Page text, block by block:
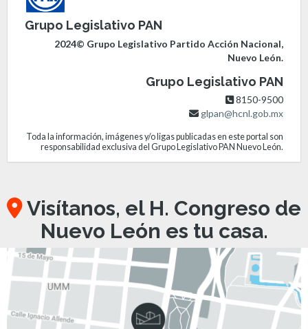
Grupo Legislativo PAN
2024© Grupo Legislativo Partido Acción Nacional,
Nuevo León.
Grupo Legislativo PAN
8150-9500
glpan@hcnl.gob.mx
Toda la información, imágenes y/o ligas publicadas en este portal son
responsabilidad exclusiva del Grupo Legislativo PAN Nuevo León.
Visítanos, el H. Congreso de
Nuevo León es tu casa.